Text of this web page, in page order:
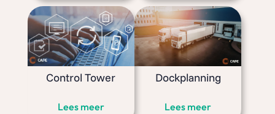
Control Tower
Lees meer
Dockplanning
Lees meer